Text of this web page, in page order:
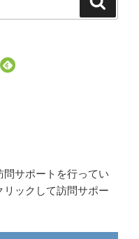
サポートを行ってい
リックして訪問サポー